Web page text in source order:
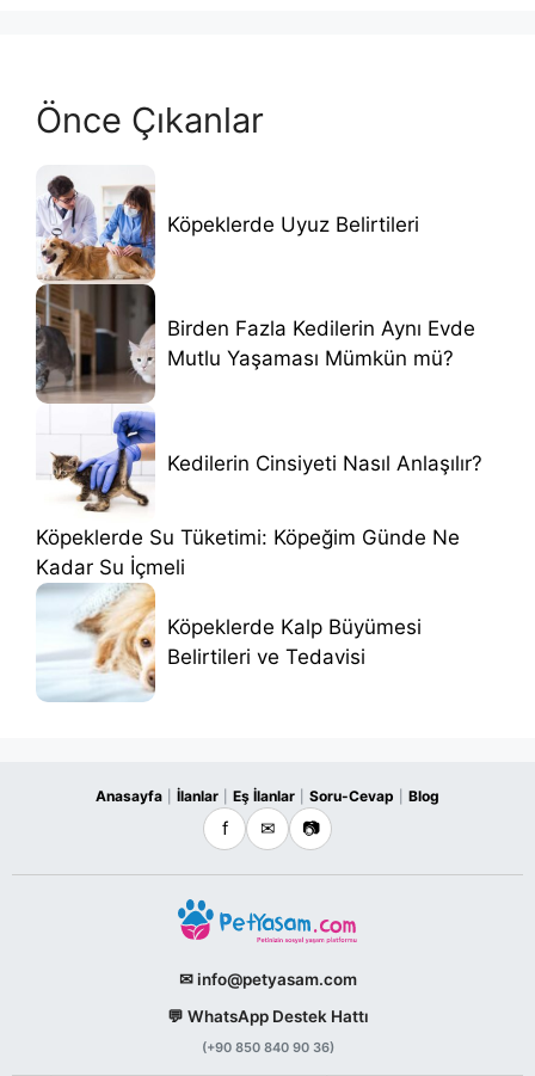
Önce Çıkanlar
Köpeklerde Uyuz Belirtileri
Birden Fazla Kedilerin Aynı Evde
Mutlu Yaşaması Mümkün mü?
Kedilerin Cinsiyeti Nasıl Anlaşılır?
Köpeklerde Su Tüketimi: Köpeğim Günde Ne
Kadar Su İçmeli
Köpeklerde Kalp Büyümesi
Belirtileri ve Tedavisi
Anasayfa İlanlar Eş İlanlar Soru-Cevap Blog
f ✉ 📷
✉ info@petyasam.com
💬 WhatsApp Destek Hattı
(+90 850 840 90 36)